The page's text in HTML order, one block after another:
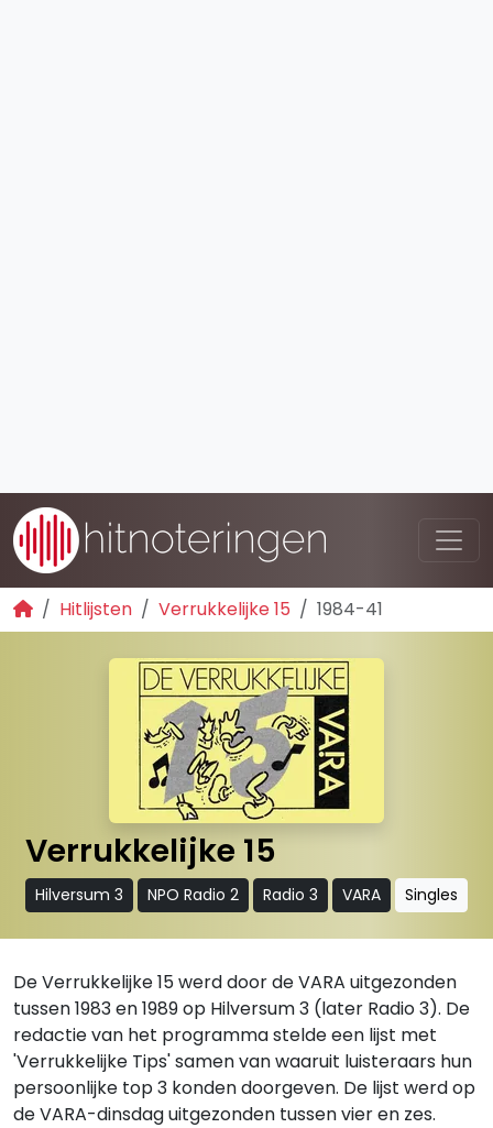
Hitlijsten Verrukkelijke 15 1984-41
Verrukkelijke 15
Hilversum 3 NPO Radio 2 Radio 3 VARA Singles
De Verrukkelijke 15 werd door de VARA uitgezonden
tussen 1983 en 1989 op Hilversum 3 (later Radio 3). De
redactie van het programma stelde een lijst met
'Verrukkelijke Tips' samen van waaruit luisteraars hun
persoonlijke top 3 konden doorgeven. De lijst werd op
de VARA-dinsdag uitgezonden tussen vier en zes.